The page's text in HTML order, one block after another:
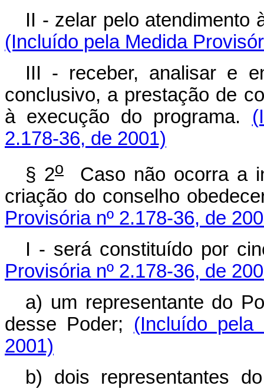
II - zelar pelo atendimento
(Incluído pela Medida
III - receber, analisar e
conclusivo, a prestação de
à execução do programa.
2.178-36, de 2001)
§ 2o
Caso não ocorra a
criação do conselho
Provisória nº 2.178-36, de
I - será constituído por
Provisória nº 2.178-36, de
a) um representante do
desse Poder; (Incluído pela
2001)
b) dois representantes